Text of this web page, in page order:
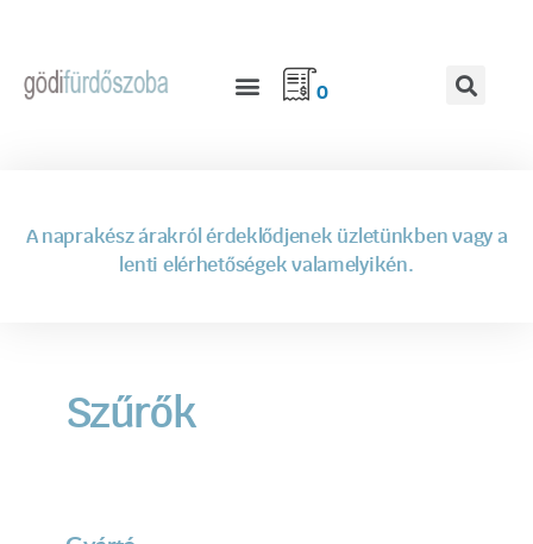
0
A naprakész árakról érdeklődjenek üzletünkben vagy a
lenti elérhetőségek valamelyikén.
Szűrők